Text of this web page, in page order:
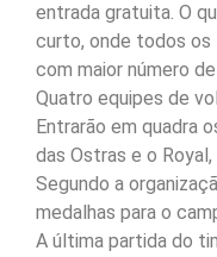
entrada gratuita. O
curto, onde todos
com maior número
Quatro equipes de
Entrarão em quadra
das Ostras e o
Segundo a
medalhas para o
A última partida do